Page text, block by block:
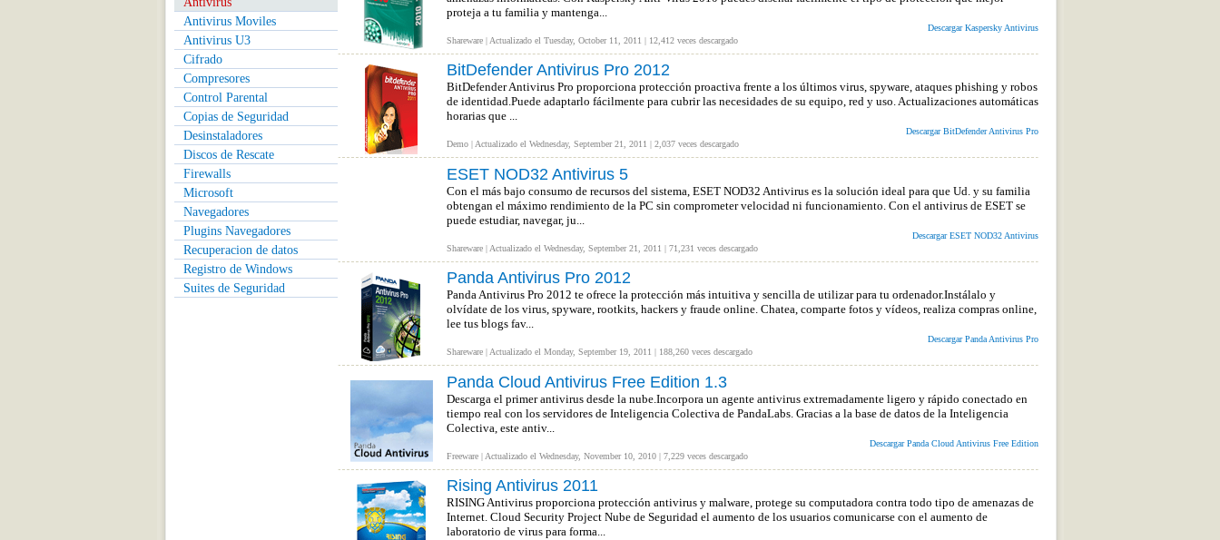
Antivirus Moviles
Antivirus U3
Cifrado
Compresores
Control Parental
Copias de Seguridad
Desinstaladores
Discos de Rescate
Firewalls
Microsoft
Navegadores
Plugins Navegadores
Recuperacion de datos
Registro de Windows
Suites de Seguridad
proteja a tu familia y mantenga...
Descargar Kaspersky Antivirus
Shareware | Actualizado el Tuesday, October 11, 2011 | 12,412 veces descargado
BitDefender Antivirus Pro 2012
BitDefender Antivirus Pro proporciona protección proactiva frente a los últimos virus, spyware, ataques phishing y robos
de identidad.Puede adaptarlo fácilmente para cubrir las necesidades de su equipo, red y uso. Actualizaciones automáticas
horarias que ...
Descargar BitDefender Antivirus Pro
Demo | Actualizado el Wednesday, September 21, 2011 | 2,037 veces descargado
ESET NOD32 Antivirus 5
Con el más bajo consumo de recursos del sistema, ESET NOD32 Antivirus es la solución ideal para que Ud. y su familia
obtengan el máximo rendimiento de la PC sin comprometer velocidad ni funcionamiento. Con el antivirus de ESET se
puede estudiar, navegar, ju...
Descargar ESET NOD32 Antivirus
Shareware | Actualizado el Wednesday, September 21, 2011 | 71,231 veces descargado
Panda Antivirus Pro 2012
Panda Antivirus Pro 2012 te ofrece la protección más intuitiva y sencilla de utilizar para tu ordenador.Instálalo y
olvídate de los virus, spyware, rootkits, hackers y fraude online. Chatea, comparte fotos y vídeos, realiza compras online,
lee tus blogs fav...
Descargar Panda Antivirus Pro
Shareware | Actualizado el Monday, September 19, 2011 | 188,260 veces descargado
Panda Cloud Antivirus Free Edition 1.3
Descarga el primer antivirus desde la nube.Incorpora un agente antivirus extremadamente ligero y rápido conectado en
tiempo real con los servidores de Inteligencia Colectiva de PandaLabs. Gracias a la base de datos de la Inteligencia
Colectiva, este antiv...
Descargar Panda Cloud Antivirus Free Edition
Freeware | Actualizado el Wednesday, November 10, 2010 | 7,229 veces descargado
Rising Antivirus 2011
RISING Antivirus proporciona protección antivirus y malware, protege su computadora contra todo tipo de amenazas de
Internet. Cloud Security Project Nube de Seguridad el aumento de los usuarios comunicarse con el aumento de
laboratorio de virus para forma...